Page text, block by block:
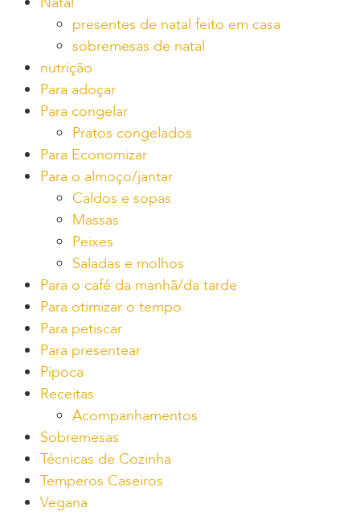
presentes de natal feito em casa
sobremesas de natal
nutrição
Para adoçar
Para congelar
Pratos congelados
Para Economizar
Para o almoço/jantar
Caldos e sopas
Massas
Peixes
Saladas e molhos
Para o café da manhã/da tarde
Para otimizar o tempo
Para petiscar
Para presentear
Pipoca
Receitas
Acompanhamentos
Sobremesas
Técnicas de Cozinha
Temperos Caseiros
Vegana